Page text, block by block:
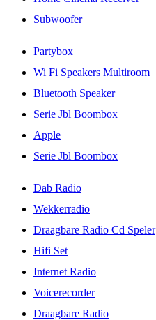
Subwoofer
Partybox
Wi Fi Speakers Multiroom
Bluetooth Speaker
Serie Jbl Boombox
Apple
Serie Jbl Boombox
Dab Radio
Wekkerradio
Draagbare Radio Cd Speler
Hifi Set
Internet Radio
Voicerecorder
Draagbare Radio